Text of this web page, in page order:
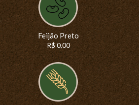
Feijão Preto
R$ 0,00